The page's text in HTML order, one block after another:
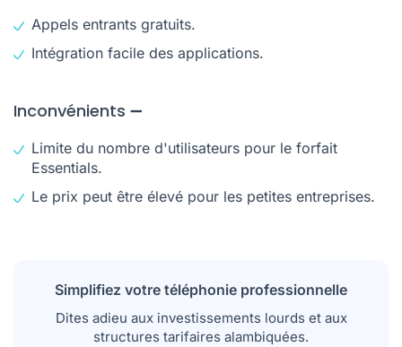
Appels entrants gratuits.
Intégration facile des applications.
Inconvénients ➖
Limite du nombre d'utilisateurs pour le forfait
Essentials.
Le prix peut être élevé pour les petites entreprises.
Simplifiez votre téléphonie professionnelle
Dites adieu aux investissements lourds et aux
structures tarifaires alambiquées.